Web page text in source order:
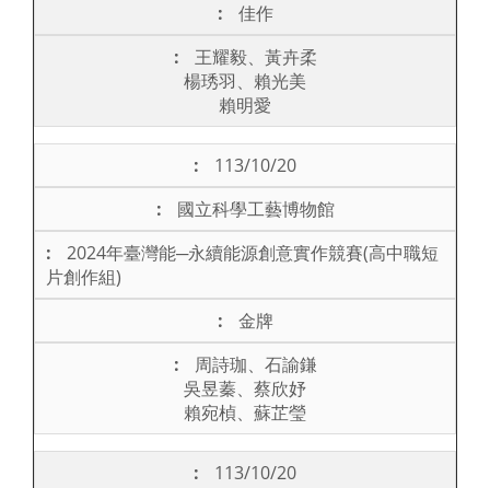
佳作
王耀毅、黃卉柔
楊琇羽、賴光美
賴明愛
113/10/20
國立科學工藝博物館
2024年臺灣能─永續能源創意實作競賽(高中職短
片創作組)
金牌
周詩珈、石諭鎌
吳昱蓁、蔡欣妤
賴宛楨、蘇芷瑩
113/10/20